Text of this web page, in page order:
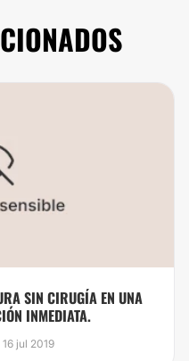
SIN CIRUGÍA EN UNA
INMEDIATA.
16 jul 2019